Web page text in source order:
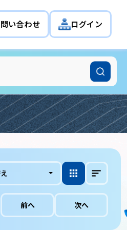
い合わせ ログイン
前へ 次へ